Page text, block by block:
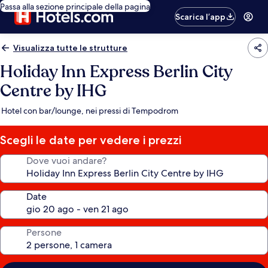
Passa alla sezione principale della pagina
Scarica l’app
Visualizza tutte le strutture
Holiday Inn Express Berlin City
Centre by IHG
Hotel con bar/lounge, nei pressi di Tempodrom
Scegli le date per vedere i prezzi
Dove vuoi andare?
Date
Persone